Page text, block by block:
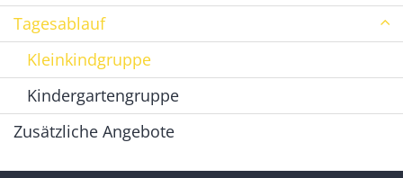
Tagesablauf
Kleinkindgruppe
Kindergartengruppe
Zusätzliche Angebote